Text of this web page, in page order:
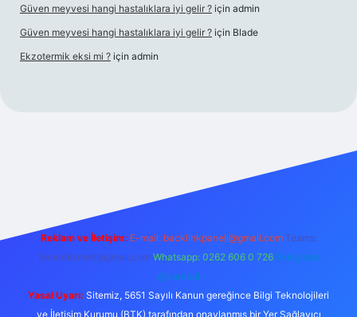
Güven meyvesi hangi hastalıklara iyi gelir ? için admin
Güven meyvesi hangi hastalıklara iyi gelir ? için Blade
Ekzotermik eksi mi ? için admin
Reklam ve İletişim: E-mail: backlinkpaneli@gmail.com Teams:
forumhizmeti@gmail.com Whatsapp: 0262 606 0 726 Telegram:
@karabul
Yasal Uyarı: Sitemiz, 5651 Sayılı Kanun gereğince Bilgi Teknolojileri
ve İletişim Kurumu (BTK) tarafından onaylanmış bir Yer Sağlayıcı